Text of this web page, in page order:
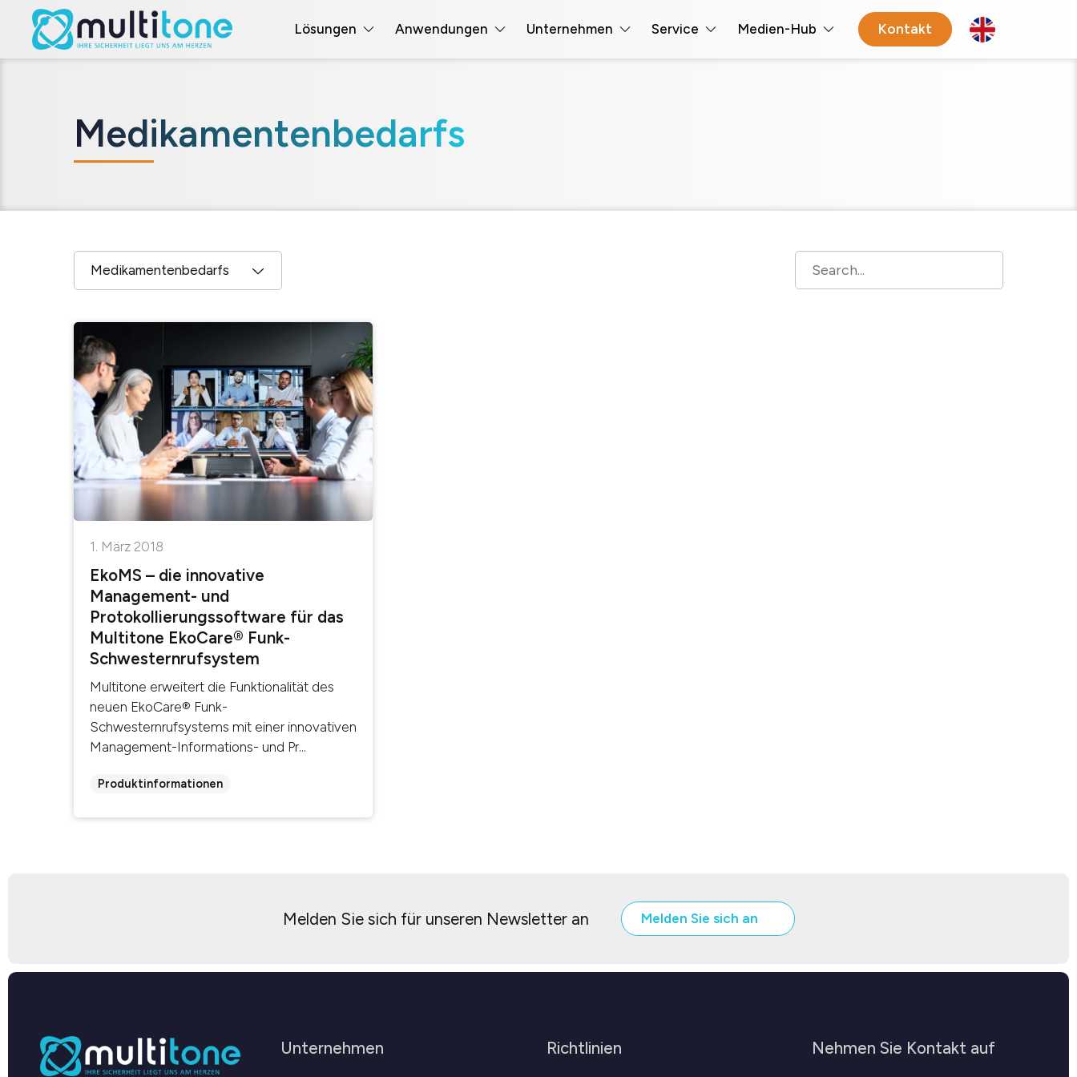
Lösungen Anwendungen Unternehmen Service Medien-Hub Kontakt
Medikamentenbedarfs
1. März 2018
EkoMS – die innovative
Management- und
Protokollierungssoftware für das
Multitone EkoCare® Funk-
Schwesternrufsystem
Multitone erweitert die Funktionalität des
neuen EkoCare® Funk-
Schwesternrufsystems mit einer innovativen
Management-Informations- und Pr...
Produktinformationen
Melden Sie sich für unseren Newsletter an Melden Sie sich an
Unternehmen Richtlinien Nehmen Sie Kontakt auf